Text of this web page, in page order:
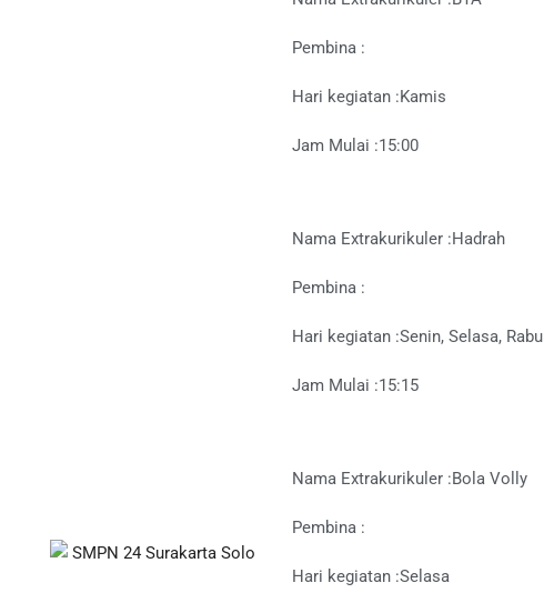
Pembina :
Hari kegiatan :Kamis
Jam Mulai :15:00
Nama Extrakurikuler :Hadrah
Pembina :
Hari kegiatan :Senin, Selasa, Rabu
Jam Mulai :15:15
Nama Extrakurikuler :Bola Volly
Pembina :
Hari kegiatan :Selasa